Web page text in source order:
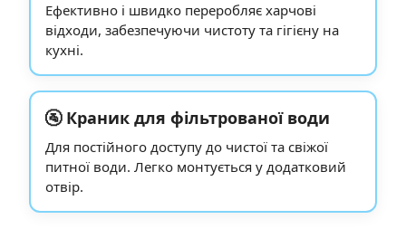
Ефективно і швидко переробляє харчові
відходи, забезпечуючи чистоту та гігієну на
кухні.
🚰 Краник для фільтрованої води
Для постійного доступу до чистої та свіжої
питної води. Легко монтується у додатковий
отвір.